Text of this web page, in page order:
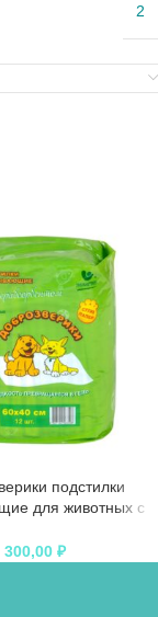
2
подстилки
для животных с
лапки”
300,00 ₽